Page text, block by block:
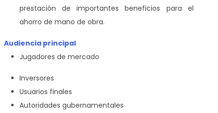
prestación de importantes beneficios para el
ahorro de mano de obra.
Audiencia principal
Jugadores de mercado
Inversores
Usuarios finales
Autoridades gubernamentales